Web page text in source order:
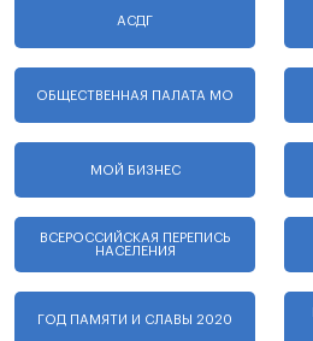
АСДГ
ОБЩЕСТВЕННАЯ ПАЛАТА МО
МОЙ БИЗНЕС
ВСЕРОССИЙСКАЯ ПЕРЕПИСЬ
НАСЕЛЕНИЯ
ГОД ПАМЯТИ И СЛАВЫ 2020